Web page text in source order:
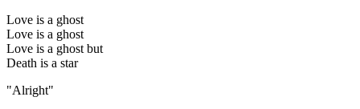
Love is a ghost
Love is a ghost
Love is a ghost but
Death is a star
"Alright"